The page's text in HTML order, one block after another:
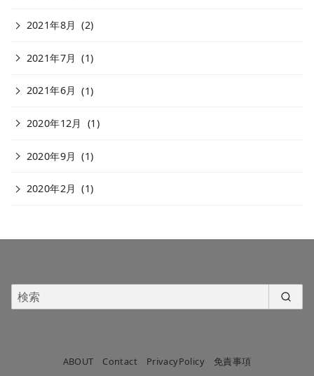
2021年8月 (2)
2021年7月 (1)
2021年6月 (1)
2020年12月 (1)
2020年9月 (1)
2020年2月 (1)
ABOUT Contact PrivacyPolicy 免責事項